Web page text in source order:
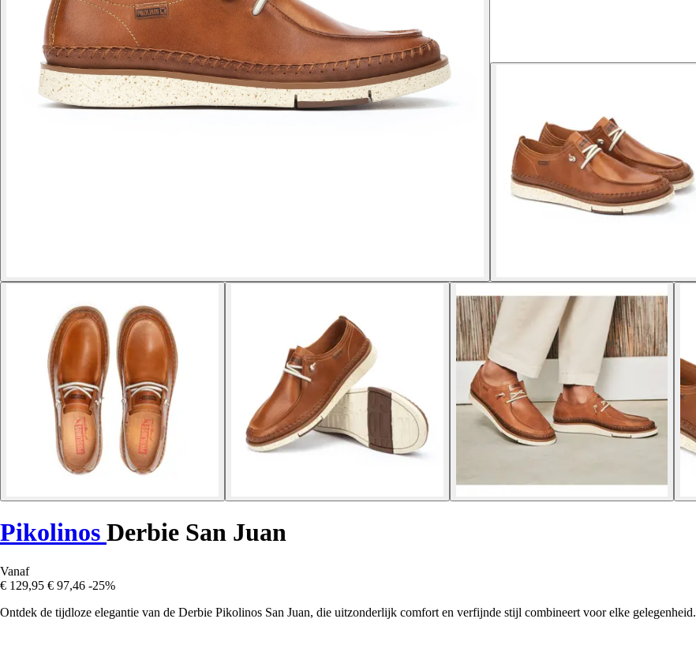
Pikolinos Derbie San Juan
Vanaf
€ 129,95 € 97,46 -25%
Ontdek de tijdloze elegantie van de Derbie Pikolinos San Juan, die uitzonderlijk comfort en verfijnde stijl combineert voor elke gelegenheid.